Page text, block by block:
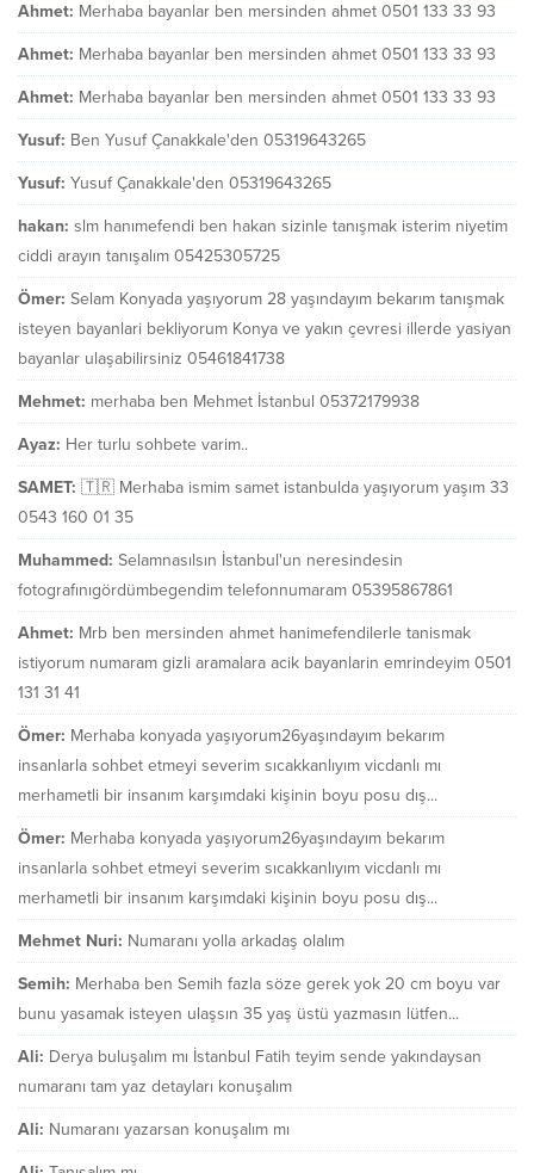
Ahmet: Merhaba bayanlar ben mersinden ahmet 0501 133 33 93
Ahmet: Merhaba bayanlar ben mersinden ahmet 0501 133 33 93
Ahmet: Merhaba bayanlar ben mersinden ahmet 0501 133 33 93
Yusuf: Ben Yusuf Çanakkale'den 05319643265
Yusuf: Yusuf Çanakkale'den 05319643265
hakan: slm hanımefendi ben hakan sizinle tanışmak isterim niyetim
ciddi arayın tanışalım 05425305725
Ömer: Selam Konyada yaşıyorum 28 yaşındayım bekarım tanışmak
isteyen bayanlari bekliyorum Konya ve yakın çevresi illerde yasiyan
bayanlar ulaşabilirsiniz 05461841738
Mehmet: merhaba ben Mehmet İstanbul 05372179938
Ayaz: Her turlu sohbete varim..
SAMET: 🇹🇷 Merhaba ismim samet istanbulda yaşıyorum yaşım 33
0543 160 01 35
Muhammed: Selamnasılsın İstanbul'un neresindesin
fotografınıgördümbegendim telefonnumaram 05395867861
Ahmet: Mrb ben mersinden ahmet hanimefendilerle tanismak
istiyorum numaram gizli aramalara acik bayanlarin emrindeyim 0501
131 31 41
Ömer: Merhaba konyada yaşıyorum26yaşındayım bekarım
insanlarla sohbet etmeyi severim sıcakkanlıyım vicdanlı mı
merhametli bir insanım karşımdaki kişinin boyu posu dış...
Ömer: Merhaba konyada yaşıyorum26yaşındayım bekarım
insanlarla sohbet etmeyi severim sıcakkanlıyım vicdanlı mı
merhametli bir insanım karşımdaki kişinin boyu posu dış...
Mehmet Nuri: Numaranı yolla arkadaş olalım
Semih: Merhaba ben Semih fazla söze gerek yok 20 cm boyu var
bunu yasamak isteyen ulaşsın 35 yaş üstü yazmasın lütfen...
Ali: Derya buluşalım mı İstanbul Fatih teyim sende yakındaysan
numaranı tam yaz detayları konuşalım
Ali: Numaranı yazarsan konuşalım mı